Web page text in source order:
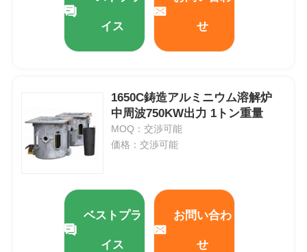
工業用温水ボイラー
生物量の蒸気ボイラ
産業用実験室のオーブン
真空の乾燥オーブン
CCM 鋳造機
イス せ
1650C鋳造アルミニウム溶解炉
中周波750KW出力 1トン重量
MOQ：交渉可能
価格：交渉可能
ベストプラ
イス
お問い合わ
せ